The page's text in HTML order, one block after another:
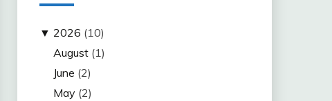
▼ 2026 (10)
August (1)
June (2)
May (2)